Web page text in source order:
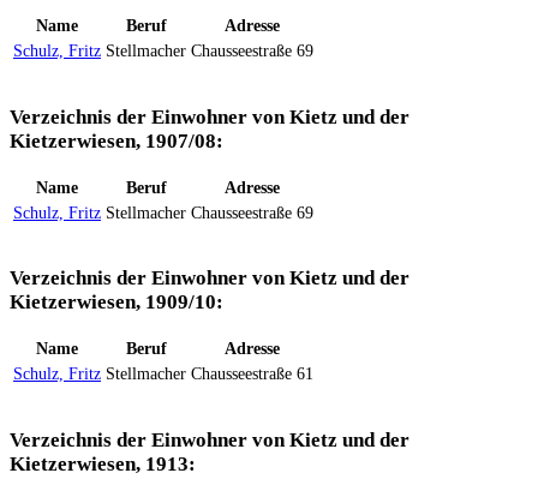
Name Beruf
Adresse
Schulz, Fritz Stellmacher Chausseestraße 69
Verzeichnis der Einwohner von Kietz und der
Kietzerwiesen, 1907/08:
Name Beruf
Adresse
Schulz, Fritz Stellmacher Chausseestraße 69
Verzeichnis der Einwohner von Kietz und der
Kietzerwiesen, 1909/10:
Name Beruf
Adresse
Schulz, Fritz Stellmacher Chausseestraße 61
Verzeichnis der Einwohner von Kietz und der
Kietzerwiesen, 1913: